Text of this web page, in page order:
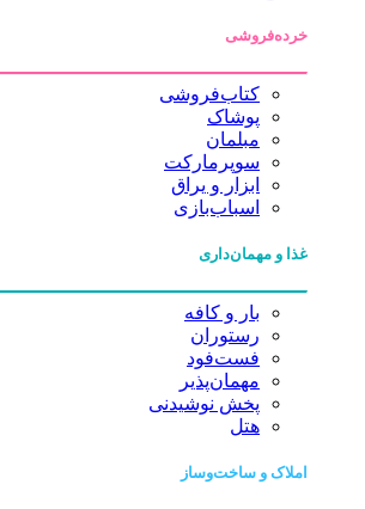
خرده‌فروشی
کتاب‌فروشی
پوشاک
مبلمان
سوپرمارکت
ابزار و یراق
اسباب‌بازی
غذا و مهمان‌داری
بار و کافه
رستوران
فست‌فود
مهمان‌پذیر
پخش نوشیدنی
هتل
املاک و ساخت‌وساز